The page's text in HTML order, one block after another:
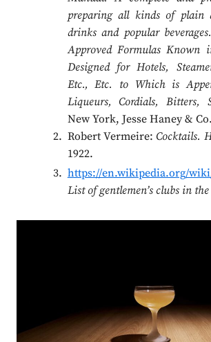
preparing all kinds of plain
drinks and popular
Approved Formulas Known
Designed for Hotels,
Etc., Etc. to Which is
Liqueurs, Cordials, Bitters,
New York, Jesse Haney &
Robert Vermeire: Cocktails.
1922.
https://en.wikipedia.org/
List of gentlemen’s clubs in